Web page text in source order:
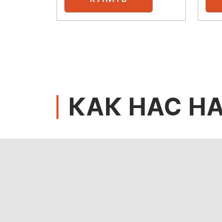
КАК НАС